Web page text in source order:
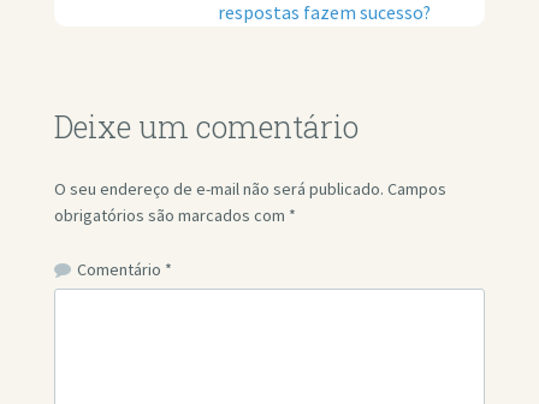
respostas fazem sucesso?
Deixe um comentário
O seu endereço de e-mail não será publicado. Campos
obrigatórios são marcados com *
Comentário *